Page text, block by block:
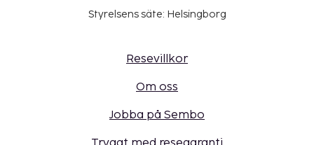
Styrelsens säte: Helsingborg
Resevillkor
Om oss
Jobba på Sembo